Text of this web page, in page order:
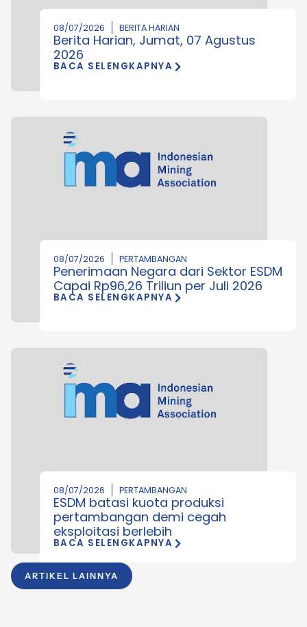
ARTIKEL LAINNYA
08/07/2026 BERITA HARIAN
Berita Harian, Jumat, 07 Agustus
2026
BACA SELENGKAPNYA
08/07/2026 PERTAMBANGAN
Penerimaan Negara dari Sektor ESDM
Capai Rp96,26 Triliun per Juli 2026
BACA SELENGKAPNYA
08/07/2026 PERTAMBANGAN
ESDM batasi kuota produksi
pertambangan demi cegah
eksploitasi berlebih
BACA SELENGKAPNYA